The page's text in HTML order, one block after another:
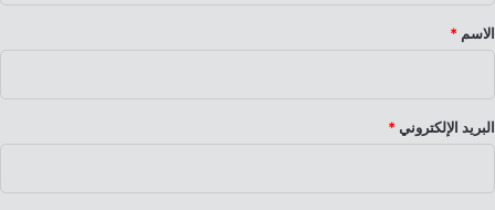
*
الاسم *
البريد الإلكتروني *